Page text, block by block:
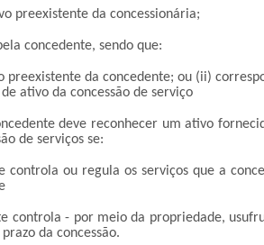
preexistente da concessionária;
concedente, sendo que:
preexistente da concedente; ou (ii)
ativo da concessão de serviço
deve reconhecer um ativo
de serviços se:
controla ou regula os serviços que a
controla - por meio da propriedade,
da concessão.